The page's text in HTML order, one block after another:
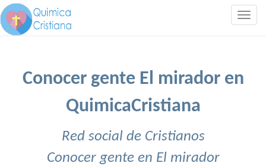
Conocer gente El mirador en
QuimicaCristiana
Red social de Cristianos
Conocer gente en El mirador